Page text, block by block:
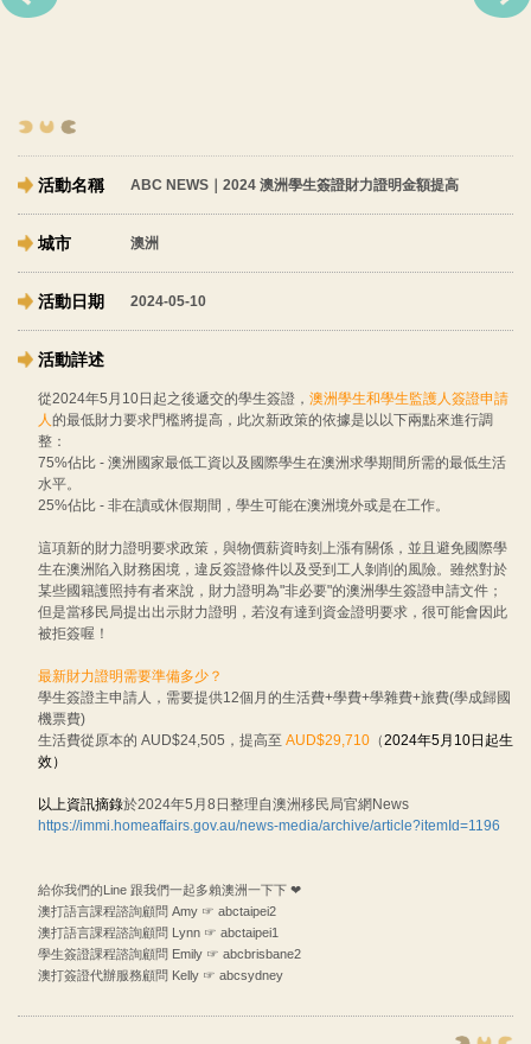
ABC NEWS｜2024 澳洲學生簽證財力證明金額提高
澳洲
2024-05-10
從2024年5月10日起之後遞交的學生簽證， 澳洲學生和學生監護人簽證申請
人的最低財力要求門檻將提高，此次新政策的依據是以以下兩點來進行調
整：
75%佔比 - 澳洲國家最低工資以及國際學生在澳洲求學期間所需的最低生活
水平。
25%佔比 - 非在讀或休假期間，學生可能在澳洲境外或是在工作。
這項新的財力證明要求政策，與物價薪資時刻上漲有關係，並且避免國際學
生在澳洲陷入財務困境，違反簽證條件以及受到工人剝削的風險。雖然對於
某些國籍護照持有者來說，財力證明為"非必要"的澳洲學生簽證申請文件；
但是當移民局提出出示財力證明，若沒有達到資金證明要求，很可能會因此
被拒簽喔！
最新財力證明需要準備多少？
學生簽證主申請人，需要提供12個月的生活費+學費+學雜費+旅費(學成歸國
機票費)
生活費從原本的 AUD$24,505，提高至 AUD$29,710 （2024年5月10日起生
效）
以上資訊摘錄於2024年5月8日整理自澳洲移民局官網News
https://immi.homeaffairs.gov.au/news-media/archive/article?itemId=1196
給你我們的Line 跟我們一起多賴澳洲一下下 ❤
澳打語言課程諮詢顧問 Amy ☞ abctaipei2
澳打語言課程諮詢顧問 Lynn ☞ abctaipei1
學生簽證課程諮詢顧問 Emily ☞ abcbrisbane2
澳打簽證代辦服務顧問 Kelly ☞ abcsydney